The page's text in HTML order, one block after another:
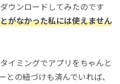
ウンロードしてみたのです
がなかった私には使えません
イミングでアプリをちゃんと
との紐づけも済んでいれば、